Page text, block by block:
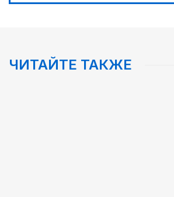
ЧИТАЙТЕ ТАКЖЕ